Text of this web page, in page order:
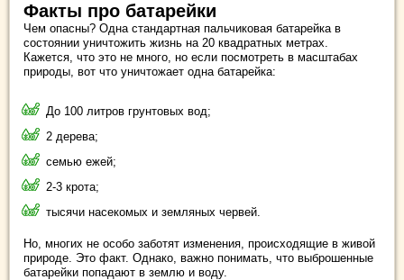
Факты про батарейки
Чем опасны? Одна стандартная пальчиковая батарейка в
состоянии уничтожить жизнь на 20 квадратных метрах.
Кажется, что это не много, но если посмотреть в масштабах
природы, вот что уничтожает одна батарейка:
До 100 литров грунтовых вод;
2 дерева;
семью ежей;
2-3 крота;
тысячи насекомых и земляных червей.
Но, многих не особо заботят изменения, происходящие в живой
природе. Это факт. Однако, важно понимать, что выброшенные
батарейки попадают в землю и воду.